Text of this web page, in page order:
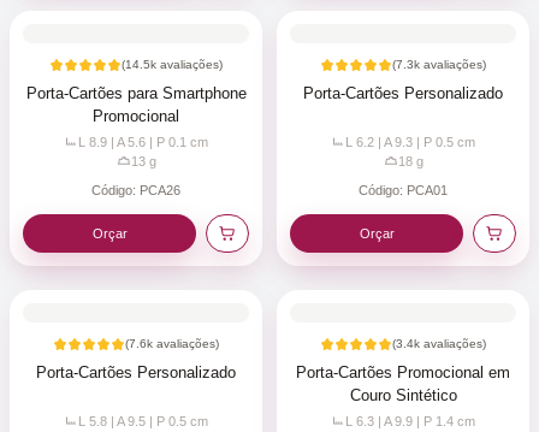
(14.5k avaliações)
Porta-Cartões para Smartphone
Promocional
L 8.9 | A 5.6 | P 0.1 cm
13g
Código: PCA26
Orçar
(7.3k avaliações)
Porta-Cartões Personalizado
L 6.2 | A 9.3 | P 0.5 cm
18g
Código: PCA01
Orçar
(7.6k avaliações)
Porta-Cartões Personalizado
L 5.8 | A 9.5 | P 0.5 cm
(3.4k avaliações)
Porta-Cartões Promocional em
Couro Sintético
L 6.3 | A 9.9 | P 1.4 cm